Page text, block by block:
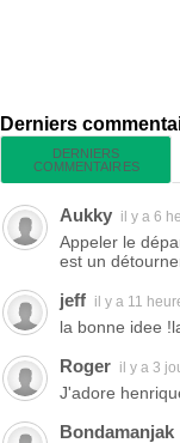
Derniers
DERNIERS
COMMENTAIRES
Aukky il y a 6
Appeler le
est un
jeff il y a 11
la bonne idee
Roger il y a 3
J'adore
Bondamanjak